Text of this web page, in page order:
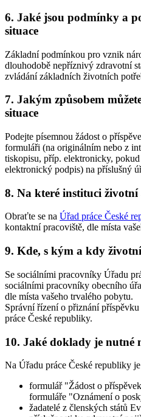
6. Jaké jsou podmínky a
situace
Základní podmínkou pro vznik
dlouhodobě nepříznivý zdravotní
zvládání základních životních
7. Jakým způsobem
situace
Podejte písemnou žádost o
formuláři (na originálním nebo z
tiskopisu, příp. elektronicky,
elektronický podpis) na příslušný
8. Na které instituci životní
Obraťte se na Úřad práce České
kontaktní pracoviště, dle místa
9. Kde, s kým a kdy
Se sociálními pracovníky Úřadu
sociálními pracovníky obecního
dle místa vašeho trvalého pobytu.
Správní řízení o přiznání
práce České republiky.
10. Jaké doklady je nutné
Na Úřadu práce České republiky
formulář "Žádost o
formuláře "Oznámení o
žadatelé z členských států